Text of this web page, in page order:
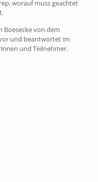
worauf muss geachtet
Boesecke von dem
und beantwortet im
und Teilnehmer.